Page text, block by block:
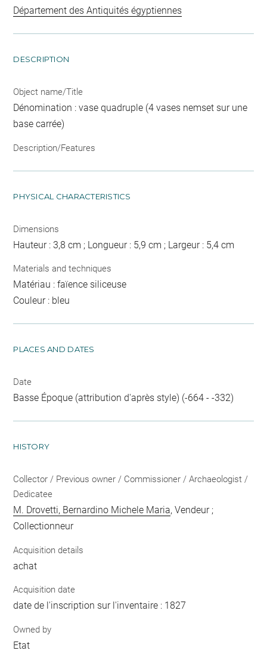
Département des Antiquités égyptiennes
DESCRIPTION
Object name/Title
Dénomination : vase quadruple (4 vases nemset sur une
base carrée)
Description/Features
PHYSICAL CHARACTERISTICS
Dimensions
Hauteur : 3,8 cm ; Longueur : 5,9 cm ; Largeur : 5,4 cm
Materials and techniques
Matériau : faïence siliceuse
Couleur : bleu
PLACES AND DATES
Date
Basse Époque (attribution d'après style) (-664 - -332)
HISTORY
Collector / Previous owner / Commissioner / Archaeologist /
Dedicatee
M. Drovetti, Bernardino Michele Maria, Vendeur ;
Collectionneur
Acquisition details
achat
Acquisition date
date de l'inscription sur l'inventaire : 1827
Owned by
Etat